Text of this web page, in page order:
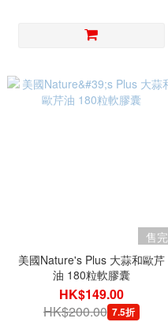
售完
美國Nature's Plus 大蒜和歐芹
油 180粒軟膠囊
HK$149.00
HK$200.00 7.5折